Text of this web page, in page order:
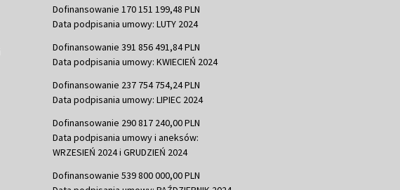
Dofinansowanie 170 151 199,48 PLN
Data podpisania umowy: LUTY 2024
Dofinansowanie 391 856 491,84 PLN
Data podpisania umowy: KWIECIEŃ 2024
Dofinansowanie 237 754 754,24 PLN
Data podpisania umowy: LIPIEC 2024
Dofinansowanie 290 817 240,00 PLN
Data podpisania umowy i aneksów:
WRZESIEŃ 2024 i GRUDZIEŃ 2024
Dofinansowanie 539 800 000,00 PLN